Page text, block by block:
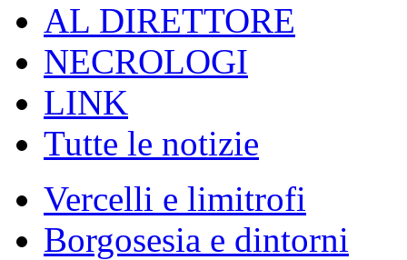
AL DIRETTORE
NECROLOGI
LINK
Tutte le notizie
Vercelli e limitrofi
Borgosesia e dintorni